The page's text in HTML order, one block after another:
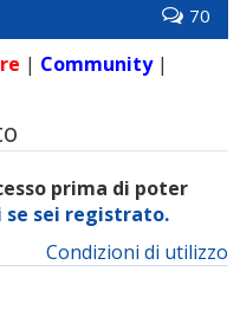
70
| Community|
prima di poter
se sei registrato.
Condizioni di utilizzo